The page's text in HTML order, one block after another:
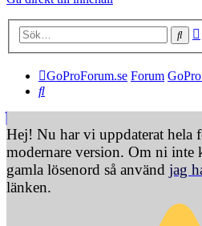
Sök
GoProForum.se Forum
Sök
Hej! Nu har vi uppdaterat hela
modernare version. Om ni inte
gamla lösenord så använd jag
länken.